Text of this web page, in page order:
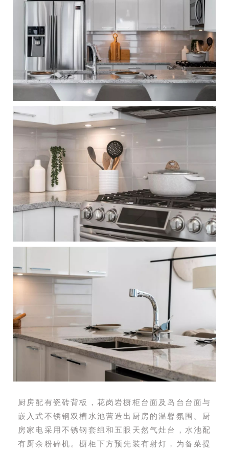
厨房配有瓷砖背板，花岗岩橱柜台面及岛台台面与
嵌入式不锈钢双槽水池营造出厨房的温馨氛围。厨
房家电采用不锈钢套组和五眼天然气灶台，水池配
有厨余粉碎机。橱柜下方预先装有射灯，为备菜提